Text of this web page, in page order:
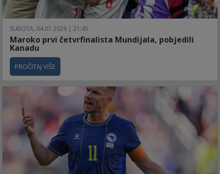
SUBOTA, 04.07.2026 | 21:45
Maroko prvi četvrfinalista Mundijala, pobjedili
Kanadu
PROČITAJ VIŠE